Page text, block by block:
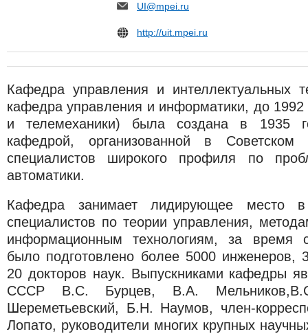
UI@mpei.ru
http://uit.mpei.ru
Кафедра управления и интеллектуальных
кафедра управления и информатики, до 1992
и телемеханики) была создана в 1935
кафедрой, организованной в
специалистов широкого профиля по
автоматики.
Кафедра занимает лидирующее место в
специалистов по теории управления,
информационным технологиям, за время
было подготовлено более 5000 инженеров,
20 докторов наук. Выпускниками кафедры
СССР В.С. Бурцев, В.А.
Шереметьевский, Б.Н. Наумов, член-
Лопато, руководители многих крупных